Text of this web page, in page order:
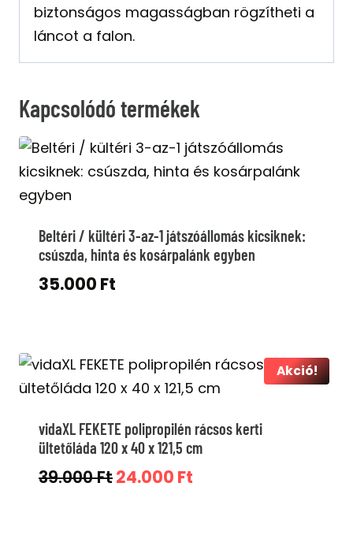
biztonságos magasságban rögzítheti a
láncot a falon.
Kapcsolódó termékek
Beltéri / kültéri 3-az-1 játszóállomás kicsiknek:
csúszda, hinta és kosárpalánk egyben
35.000 Ft
Akció!
vidaXL FEKETE polipropilén rácsos kerti
ültetőláda 120 x 40 x 121,5 cm
39.000FtOriginal
24.000 Ft